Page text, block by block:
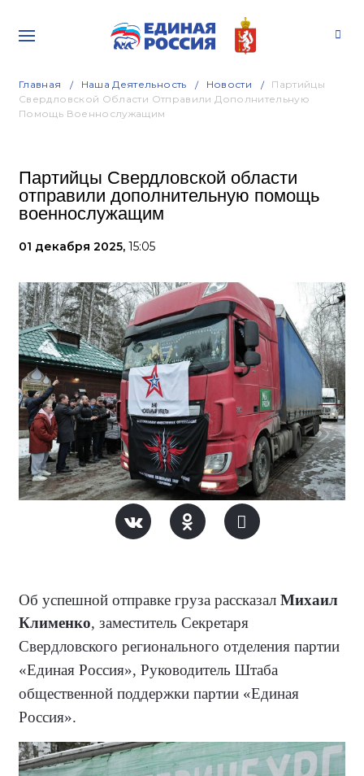
Главная Наша Деятельность Новости
Партийцы
Свердловской Области Отправили Дополнительную
Помощь Военнослужащим
Партийцы Свердловской области
отправили дополнительную помощь
военнослужащим
01 декабря 2025, 15:05
Об успешной отправке груза рассказал Михаил
Клименко, заместитель Секретаря
Свердловского регионального отделения партии
«Единая Россия», Руководитель Штаба
общественной поддержки партии «Единая
Россия».